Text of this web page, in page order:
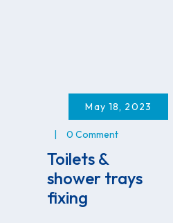
May 18, 2023
0 Comment
Toilets &
shower trays
fixing